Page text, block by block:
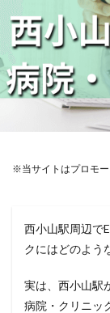
※当サイトはプロモー
西小山駅周辺で
クにはどのよう
実は、西小山駅
病院・クリニッ